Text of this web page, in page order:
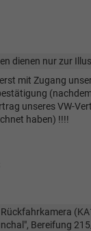
dienen nur zur
mit Zugang
unseres VW-
haben) !!!!
Bereifung